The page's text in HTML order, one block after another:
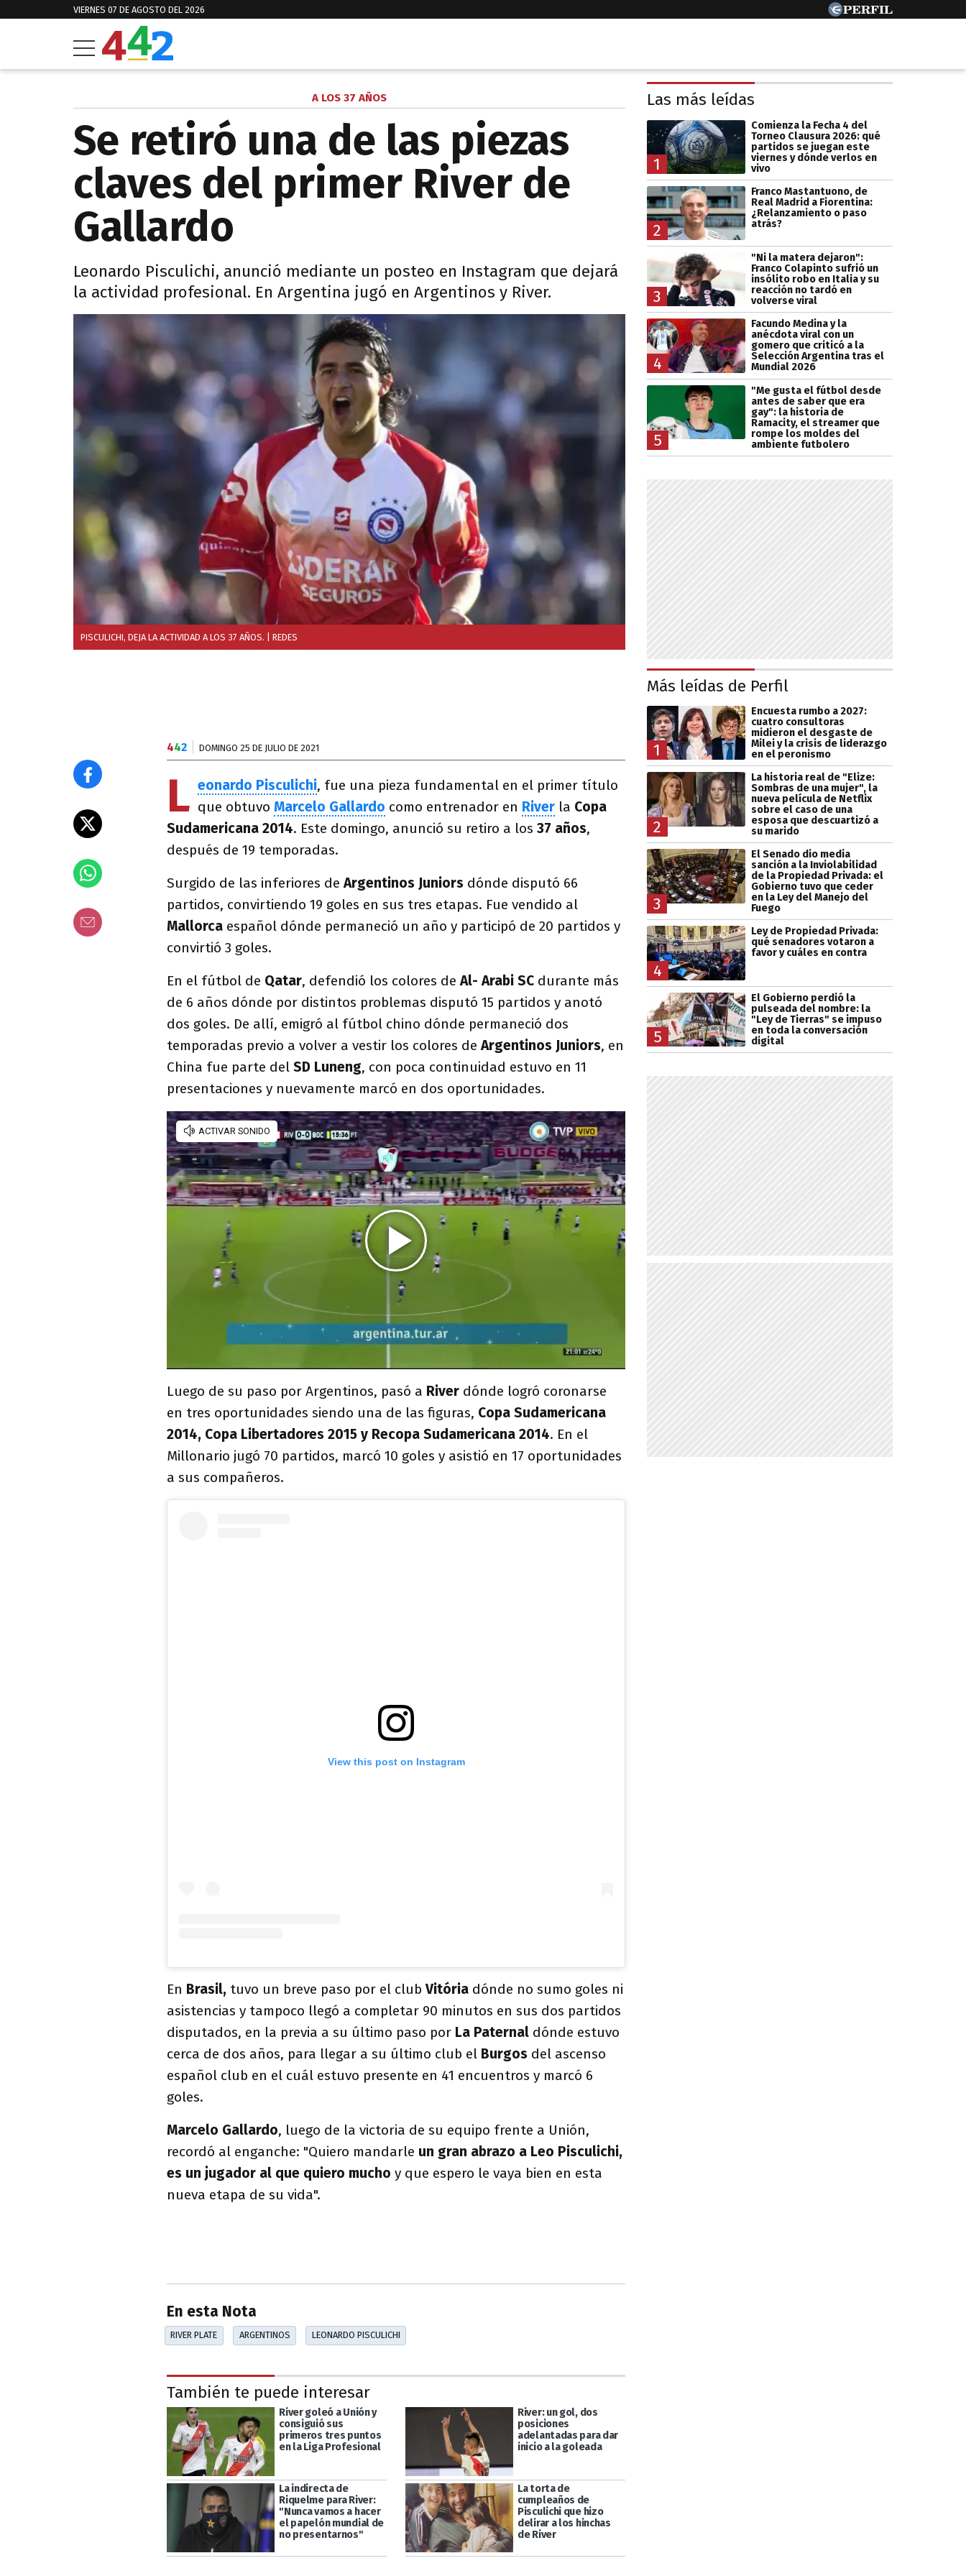
VIERNES 07 DE AGOSTO DEL 2026
A LOS 37 AÑOS
Se retiró una de las piezas
claves del primer River de
Gallardo
Leonardo Pisculichi, anunció mediante un posteo en Instagram que dejará
la actividad profesional. En Argentina jugó en Argentinos y River.
PISCULICHI, DEJA LA ACTIVIDAD A LOS 37 AÑOS. | REDES
442 DOMINGO 25 DE JULIO DE 2021
L eonardo Pisculichi, fue una pieza fundamental en el primer título
que obtuvo Marcelo Gallardo como entrenador en River la Copa
Sudamericana 2014. Este domingo, anunció su retiro a los 37 años,
después de 19 temporadas.
Surgido de las inferiores deArgentinos Juniors dónde disputó 66
partidos, convirtiendo 19 goles en sus tres etapas. Fue vendido al
Mallorca español dónde permaneció un año y participó de 20 partidos y
convirtió 3 goles.
En el fútbol de Qatar, defendió los colores deAl- Arabi SC durante más
de 6 años dónde por distintos problemas disputó 15 partidos y anotó
dos goles. De allí, emigró al fútbol chino dónde permaneció dos
temporadas previo a volver a vestir los colores deArgentinos Juniors, en
China fue parte del SD Luneng, con poca continuidad estuvo en 11
presentaciones y nuevamente marcó en dos oportunidades.
Luego de su paso por Argentinos, pasó a River dónde logró coronarse
en tres oportunidades siendo una de las figuras, Copa Sudamericana
2014, Copa Libertadores 2015 y Recopa Sudamericana 2014. En el
Millonario jugó 70 partidos, marcó 10 goles y asistió en 17 oportunidades
a sus compañeros.
View this post on Instagram
En Brasil, tuvo un breve paso por el clubVitória dónde no sumo goles ni
asistencias y tampoco llegó a completar 90 minutos en sus dos partidos
disputados, en la previa a su último paso por La Paternal dónde estuvo
cerca de dos años, para llegar a su último club el Burgos del ascenso
español club en el cuál estuvo presente en 41 encuentros y marcó 6
goles.
Marcelo Gallardo, luego de la victoria de su equipo frente a Unión,
recordó al enganche: "Quiero mandarle un gran abrazo a Leo Pisculichi,
es un jugador al que quiero mucho y que espero le vaya bien en esta
nueva etapa de su vida".
En esta Nota
RIVER PLATE ARGENTINOS LEONARDO PISCULICHI
También te puede interesar
River goleó a Unión y
consiguió sus
primeros tres puntos
en la Liga Profesional
River: un gol, dos
posiciones
adelantadas para dar
inicio a la goleada
La indirecta de
Riquelme para River:
"Nunca vamos a hacer
el papelón mundial de
no presentarnos"
La torta de
cumpleaños de
Pisculichi que hizo
delirar a los hinchas
de River
Las más leídas
1
Comienza la Fecha 4 del
Torneo Clausura 2026: qué
partidos se juegan este
viernes y dónde verlos en
vivo
2
Franco Mastantuono, de
Real Madrid a Fiorentina:
¿Relanzamiento o paso
atrás?
3
"Ni la matera dejaron":
Franco Colapinto sufrió un
insólito robo en Italia y su
reacción no tardó en
volverse viral
4
Facundo Medina y la
anécdota viral con un
gomero que criticó a la
Selección Argentina tras el
Mundial 2026
5
"Me gusta el fútbol desde
antes de saber que era
gay": la historia de
Ramacity, el streamer que
rompe los moldes del
ambiente futbolero
Más leídas de Perfil
1
Encuesta rumbo a 2027:
cuatro consultoras
midieron el desgaste de
Milei y la crisis de liderazgo
en el peronismo
2
La historia real de "Elize:
Sombras de una mujer", la
nueva película de Netflix
sobre el caso de una
esposa que descuartizó a
su marido
3
El Senado dio media
sanción a la Inviolabilidad
de la Propiedad Privada: el
Gobierno tuvo que ceder
en la Ley del Manejo del
Fuego
4
Ley de Propiedad Privada:
qué senadores votaron a
favor y cuáles en contra
5
El Gobierno perdió la
pulseada del nombre: la
"Ley de Tierras" se impuso
en toda la conversación
digital